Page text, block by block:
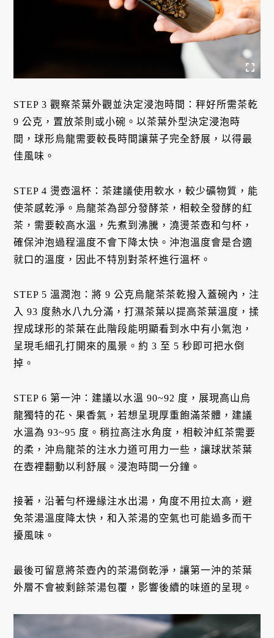
STEP 3 觀察茶葉外觀並決定浸泡時間：秤好所需茶乾
9 公克，置放茶則或小碗。以茶葉外型決定浸泡時
間，球形烏龍需要較長時間讓葉子完全舒展，以得最
佳風味。
STEP 4 燙壺溫杯：茶建議使用軟水，較少礦物質，能
使茶感乾淨。烏龍茶為部分發酵茶，相較全發酵的紅
茶，需要較高水溫，先煮到沸騰，澆燙茶壺和勻杯，
確保沖泡過程溫度不會下降太快。沖泡溫度會是合適
就口的溫度，因此不特別對茶杯進行溫杯。
STEP 5 溫潤泡：將 9 公克烏龍茶茶乾撥入蓋碗內，注
入 93 度熱水八九分滿，打濕茶葉以提高茶葉溫度，揉
捏成球形的茶葉在此階段能明顯看到水中有小氣泡，
呈現毛細孔打開來的風景。約 3 至 5 秒即可把水倒
掉。
STEP 6 第一沖：建議以水溫 90~92 度，展現高山烏
龍獨特的花、果香氣，若想呈現厚重飽滿茶體，建議
水溫為 93~95 度。稍拉高注水角度，相較沖紅茶需要
的柔，沖烏龍茶的注水力道可用力一些，讓球狀茶葉
在壺裡翻動以利舒展。浸泡時間一分鐘。
接著，沿著勻杯邊緣注水出湯，角度不用拉太高，避
免茶湯溫度降太快，和入茶湯的空氣也可能過多而干
擾風味。
最後可留意將茶壺內的茶湯倒乾淨，讓第一沖的茶葉
外層不會被剩餘茶湯包覆，影響後續的味道的呈現。